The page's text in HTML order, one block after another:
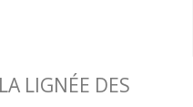
LIGNÉE DES